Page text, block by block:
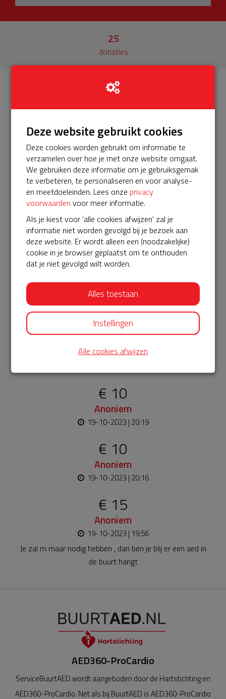
25
donaties
Het servicepakket van onze BuurtAED verloopt bijna en
moet worden verlengd, zodat onze AED gebruiksklaar
blijft. Help je mee? Doneer voor ons servicepakket!
𝕏
Laatste donaties
Bekijk alle
€ 30
Greta
19-10-2023 | 20:37
Een aed had misschien mijn zoon kunnen redden......
€ 10
Fam
€ 10
Anoniem
19-10-2023 | 20:19
€ 10
Anoniem
19-10-2023 | 20:16
€ 15
Anoniem
19-10-2023 | 19:56
Je zal m maar nodig hebben , dan ben je blij er een aed in
de buurt hangt
AED360-ProCardio
ServiceBuurtAED wordt aangeboden door de Hartstichting en
AED360-ProCardio. Net als bij BuurtAED is AED360-ProCardio
Deze website gebruikt cookies
Deze cookies worden gebruikt om informatie te
verzamelen over hoe je met onze website omgaat.
We gebruiken deze informatie om je gebruiksgemak
te verbeteren, te personaliseren en voor analyse-
en meetdoeleinden. Lees onze privacy
voorwaarden voor meer informatie.
Als je kiest voor 'alle cookies afwijzen' zal je
informatie niet worden gevolgd bij je bezoek aan
deze website. Er wordt alleen een (noodzakelijke)
cookie in je browser geplaatst om te onthouden
dat je niet gevolgd wilt worden.
Alles toestaan
Instellingen
Alle cookies afwijzen